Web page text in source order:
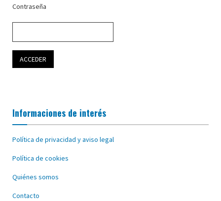
Contraseña
Informaciones de interés
Política de privacidad y aviso legal
Política de cookies
Quiénes somos
Contacto